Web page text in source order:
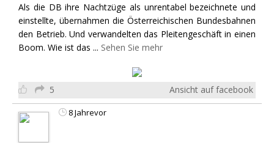
Als die DB ihre Nachtzüge als unrentabel bezeichnete und
einstellte, übernahmen die Österreichischen Bundesbahnen
den Betrieb. Und verwandelten das Pleitengeschäft in einen
Boom. Wie ist das ... Sehen Sie mehr
5 Ansicht auf facebook
8 Jahrevor